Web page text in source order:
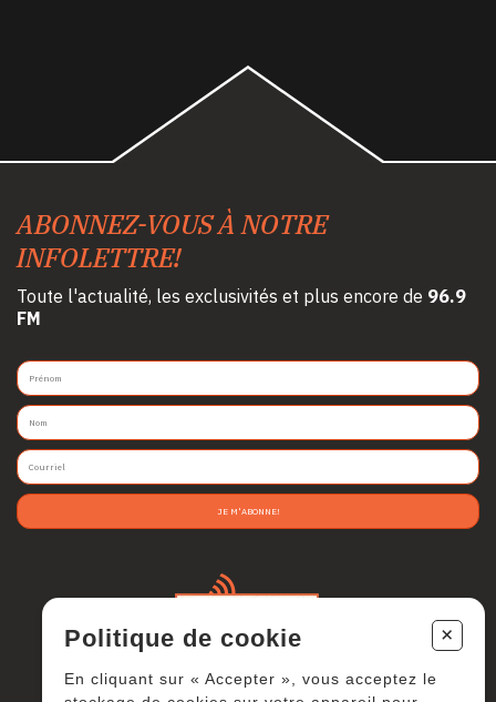
ABONNEZ-VOUS À NOTRE
INFOLETTRE!
Toute l'actualité, les exclusivités et plus encore de 96.9
FM
JE M'ABONNE!
Politique de cookie +
En cliquant sur « Accepter », vous acceptez le